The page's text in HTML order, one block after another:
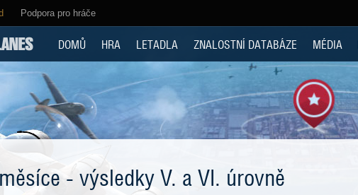
Podpora pro hráče
DOMŮ HRA LETADLA ZNALOSTNÍ DATABÁZE MÉDIA
- výsledky V. a VI. úrovně